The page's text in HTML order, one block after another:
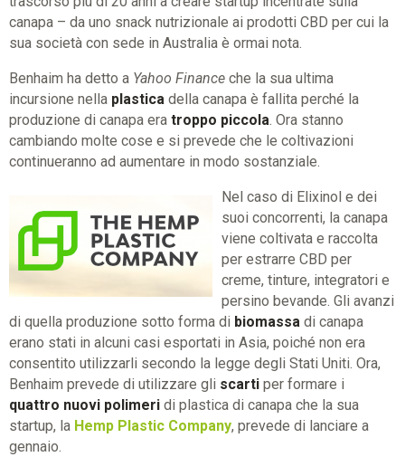
canapa – da uno snack nutrizionale ai prodotti CBD per cui la
sua società con sede in Australia è ormai nota.
Benhaim ha detto a Yahoo Finance che la sua ultima
incursione nella plastica della canapa è fallita perché la
produzione di canapa era troppo piccola. Ora stanno
cambiando molte cose e si prevede che le coltivazioni
continueranno ad aumentare in modo sostanziale.
Nel caso di Elixinol e dei
suoi concorrenti, la canapa
viene coltivata e raccolta
per estrarre CBD per
creme, tinture, integratori e
persino bevande. Gli avanzi
di quella produzione sotto forma di biomassa di canapa
erano stati in alcuni casi esportati in Asia, poiché non era
consentito utilizzarli secondo la legge degli Stati Uniti. Ora,
Benhaim prevede di utilizzare gli scarti per formare i
quattro nuovi polimeri di plastica di canapa che la sua
startup, la Hemp Plastic Company, prevede di lanciare a
gennaio.